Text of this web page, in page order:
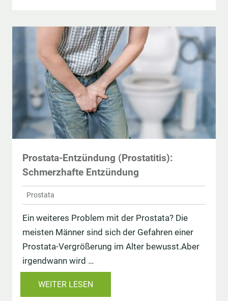
Prostata-Entzündung (Prostatitis):
Schmerzhafte Entzündung
Prostata
Ein weiteres Problem mit der Prostata? Die
meisten Männer sind sich der Gefahren einer
Prostata-Vergrößerung im Alter bewusst.Aber
irgendwann wird …
WEITER LESEN